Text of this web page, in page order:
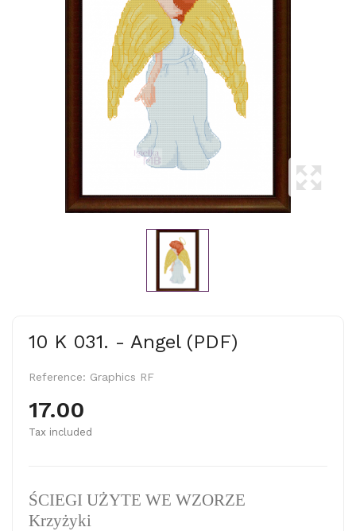
10 K 031. - Angel (PDF)
Reference: Graphics RF
17.00
Tax included
ŚCIEGI UŻYTE WE WZORZE
Krzyżyki